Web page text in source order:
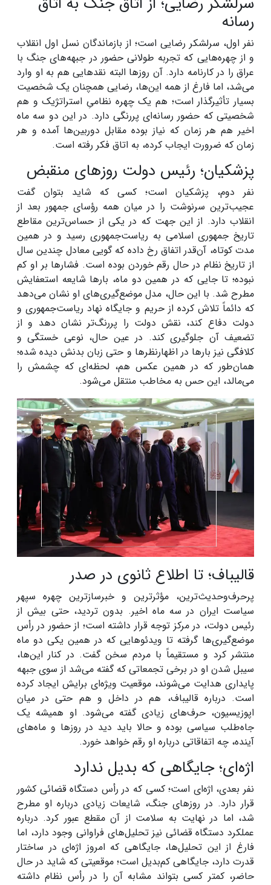
رسانه
نفر اول، سرلشکر رضایی است؛ از بازماندگان نسل اول انقلاب
و از چهره‌هایی که تجربه طولانی حضور در جبهه‌های جنگ با
عراق را در کارنامه دارد. آن روزها البته نقدهایی هم به او وارد
می‌شد، اما فارغ از همه این‌ها، رضایی همچنان یک شخصیت
بسیار تأثیرگذار است؛ هم یک چهره نظامیِ استراتژیک و هم
شخصیتی که حضور رسانه‌ای پررنگی دارد. در این دو سه ماه
اخیر هم هر زمان که نیاز بوده مقابل دوربین‌ها آمده و هر
زمان که ضرورت ایجاب کرده، به اتاق فکر رفته است.
پزشکیان؛ رئیس دولت روزهای منقبض
نفر دوم، پزشکیان است؛ کسی که شاید بتوان گفت
عجیب‌ترین سرنوشت را در میان همه رؤسای جمهور بعد از
انقلاب دارد. از این جهت که در یکی از حساس‌ترین مقاطع
تاریخ جمهوری اسلامی به ریاست‌جمهوری رسید و در همین
مدت کوتاه، آن‌قدر اتفاق رخ داده که گویی معادل چندین سال
از تاریخ نظام در حال رقم خوردن بوده است. فشارها بر او کم
نبوده؛ تا جایی که در همین دو ماه، بارها شایعه استعفایش
مطرح شد. با این حال، مدل موضع‌گیری‌های او نشان می‌دهد
که دائماً تلاش کرده از حریم و جایگاه نهاد ریاست‌جمهوری و
دولت دفاع کند، نقش دولت را پررنگ‌تر نشان دهد و از
تضعیف آن جلوگیری کند. در عین حال، نوعی خستگی و
کلافگی نیز بارها در اظهارنظرها و حتی زبان بدنش دیده شده؛
همان‌طور که در همین عکس هم، لحظه‌ای که چشمش را
می‌مالد، این حس به مخاطب منتقل می‌شود.
قالیباف؛ تا اطلاع ثانوی در صدر
پرحرف‌وحدیث‌ترین، مؤثرترین و خبرسازترین چهره سپهر
سیاست ایران در سه ماه اخیر. بدون تردید، حتی بیش از
رئیس دولت، در مرکز توجه قرار داشته است؛ از حضور در رأس
موضع‌گیری‌ها گرفته تا ویدئوهایی که در همین یکی دو ماه
منتشر کرد و مستقیماً با مردم سخن گفت. در کنار این‌ها،
سیبل شدن او در برخی تجمعاتی که گفته می‌شد از سوی جبهه
پایداری هدایت می‌شوند، موقعیت ویژه‌ای برایش ایجاد کرده
است. درباره قالیباف، هم در داخل و هم حتی در میان
اپوزیسیون، حرف‌های زیادی گفته می‌شود. او همیشه یک
جاه‌طلب سیاسی بوده و حالا باید دید در روزها و ماه‌های
آینده، چه اتفاقاتی درباره او رقم خواهد خورد.
اژه‌ای؛ جایگاهی که بدیل ندارد
نفر بعدی، اژه‌ای است؛ کسی که در رأس دستگاه قضائی کشور
قرار دارد. در روزهای جنگ، شایعات زیادی درباره او مطرح
شد، اما در نهایت به سلامت از آن مقطع عبور کرد. درباره
عملکرد دستگاه قضائی نیز تحلیل‌های فراوانی وجود دارد، اما
فارغ از این تحلیل‌ها، جایگاهی که امروز اژه‌ای در ساختار
قدرت دارد، جایگاهی کم‌بدیل است؛ موقعیتی که شاید در حال
حاضر، کمتر کسی بتواند مشابه آن را در رأس نظام داشته